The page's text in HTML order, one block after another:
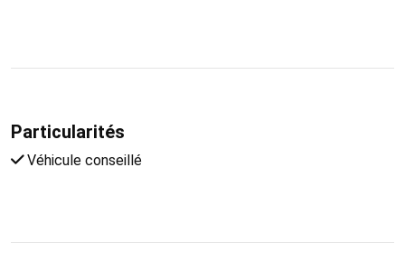
Particularités
Véhicule conseillé